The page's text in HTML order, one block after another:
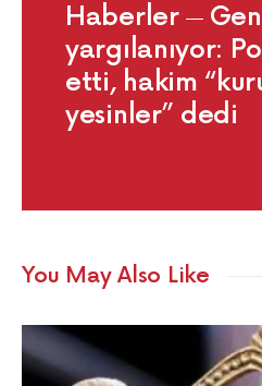
Haberler
yargılanıyor:
etti, hakim
yesinler” dedi
You May Also Like